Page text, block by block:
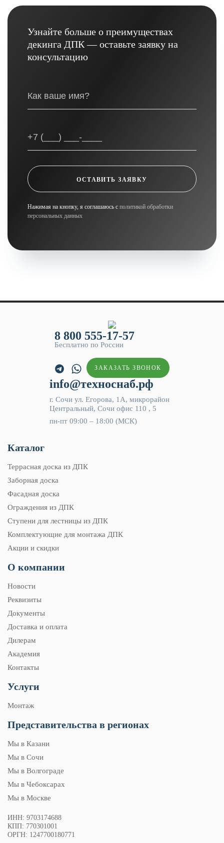
Узнайте больше о преимуществах
декинга ДПК — оставьте заявку на
консультацию
ОСТАВИТЬ ЗАЯВКУ
Нажимая на кнопку, я соглашаюсь с политикой обработки
персональных данных
8 800 555-17-57
Бесплатно по России
ЗАКАЗАТЬ ЗВОНОК
info@техноснаб.рф
г. Сочи ул. Егорова, 1А, микрорайон
Центральный, Сочи офис 110 , 5
пн-пт 09:00 – 18:00 (МСК)
Каталог
Террасная доска из ДПК
Заборная доска
Фасадная доска
Ограждения из ДПК
Ступени для лестницы из ДПК
Комплектующие для монтажа ДПК
Акции и скидки
О компании
Новости
Реквизиты
Документы
Доставка и оплата
Дилерам
Академия
Контакты
Услуги
Монтаж
Представительства в регионах
Мы в Казани
Мы в Сочи
Мы в Волгограде
Мы в Чебоксарах
Мы в Москве
ИНН: 9703174688
КПП: 770301001
ОРГН: 1247700180771